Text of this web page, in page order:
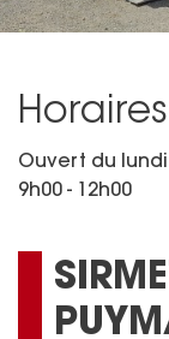
Ouvert du
9h00 - 12h00